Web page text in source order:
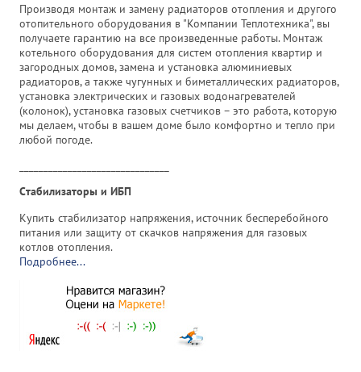
Производя монтаж и замену радиаторов отопления и другого
отопительного оборудования в "Компании Теплотехника", вы
получаете гарантию на все произведенные работы. Монтаж
котельного оборудования для систем отопления квартир и
загородных домов, замена и установка алюминиевых
радиаторов, а также чугунных и биметаллических радиаторов,
установка электрических и газовых водонагревателей
(колонок), установка газовых счетчиков – это работа, которую
мы делаем, чтобы в вашем доме было комфортно и тепло при
любой погоде.
Cтабилизаторы и ИБП
Купить стабилизатор напряжения, источник бесперебойного
питания или защиту от скачков напряжения для газовых
котлов отопления.
Подробнее...